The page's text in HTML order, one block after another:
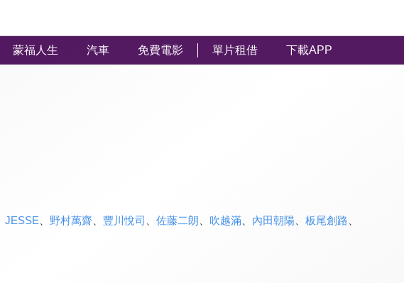
蒙福人生 汽車 免費電影 單片租借 下載APP
JESSE 野村萬齋 豐川悅司 佐藤二朗 吹越滿、 內田朝陽、 板尾創路